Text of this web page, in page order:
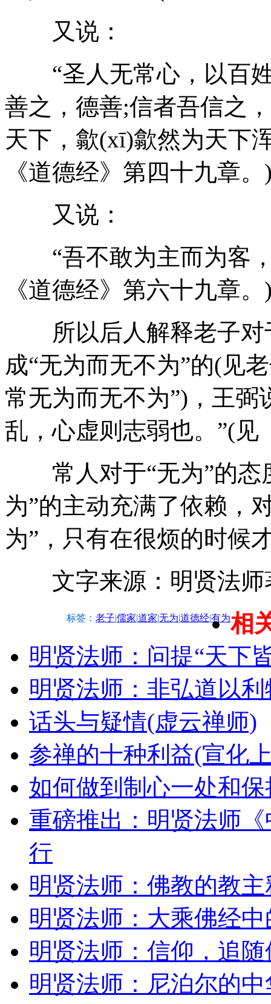
又说：
“圣人无常心，以百姓
善之，德善;信者吾信之
天下，歙(xī)歙然为天下
《道德经》第四十九章。
又说：
“吾不敢为主而为客，
《道德经》第六十九章。
所以后人解释老子对
成“无为而无不为”的(见
常无为而无不为”)，王弼
乱，心虚则志弱也。”(
常人对于“无为”的态
为”的主动充满了依赖，
为”，只有在很烦的时候
文字来源：明贤法师
标签： 老子|儒家|道家|无为|道德经|有为相
明贤法师：问提“天下
明贤法师：非弘道以
话头与疑情(虚云禅师)
参禅的十种利益(宣化
如何做到制心一处和
重磅推出：明贤法师
行
明贤法师：佛教的教
明贤法师：大乘佛经中
明贤法师：信仰，追
明贤法师：尼泊尔的中